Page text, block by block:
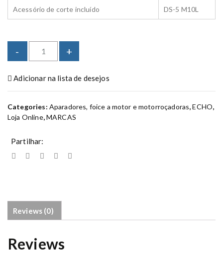
Acessório de corte incluído DS-5 M10L
a
d
r
a
R
M
0
S
u
- +
Adicionar na lista de desejos
Categories: Aparadores, foice a motor e motorroçadoras,ECHO,
Loja Online,MARCAS
Partilhar:
Reviews (0)
Reviews